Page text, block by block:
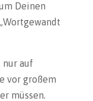
Deinen
nur auf
vor großem
müssen.